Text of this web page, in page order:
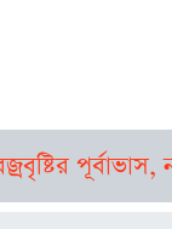
নদীবন্দরে